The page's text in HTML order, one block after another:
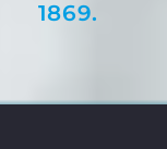
1869.